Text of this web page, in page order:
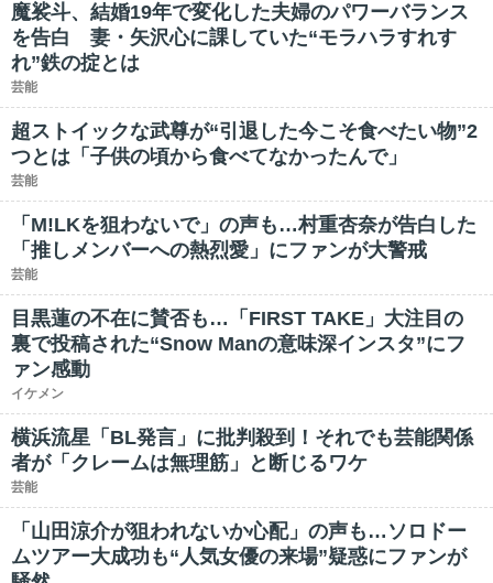
魔裟斗、結婚19年で変化した夫婦のパワーバランス
を告白 妻・矢沢心に課していた“モラハラすれす
れ”鉄の掟とは
芸能
超ストイックな武尊が“引退した今こそ食べたい物”2
つとは「子供の頃から食べてなかったんで」
芸能
「M!LKを狙わないで」の声も…村重杏奈が告白した
「推しメンバーへの熱烈愛」にファンが大警戒
芸能
目黒蓮の不在に賛否も…「FIRST TAKE」大注目の
裏で投稿された“Snow Manの意味深インスタ”にフ
ァン感動
イケメン
横浜流星「BL発言」に批判殺到！それでも芸能関係
者が「クレームは無理筋」と断じるワケ
芸能
「山田涼介が狙われないか心配」の声も…ソロドー
ムツアー大成功も“人気女優の来場”疑惑にファンが